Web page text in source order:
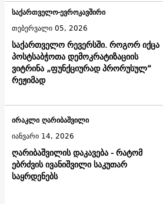
საქართველო რევერსში. როგორ იქცა
პოსტსაბჭოთა დემოკრატიზაციის
ვიტრინა „ფუნქციურად პრორუსულ“
რეჟიმად
საქართველო-ევროკავშირი
თებერვალი 05, 2026
ღარიბაშვილის დაკავება - რატომ
ებრძვის ივანიშვილი საკუთარ
საყრდენებს
ირაკლი ღარიბაშვილი
იანვარი 14, 2026